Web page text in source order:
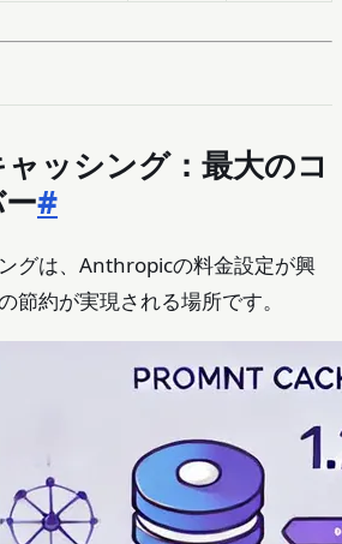
ッシング：最大のコ
#
グは、Anthropicの料金設定が興
節約が実現される場所です。